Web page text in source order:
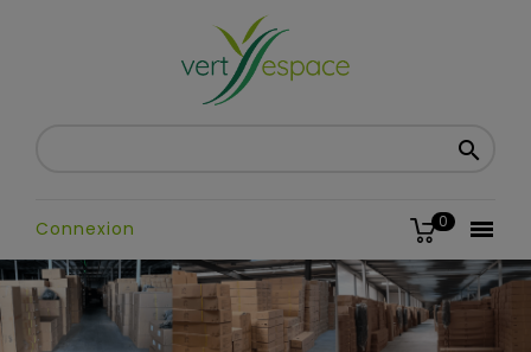


0
Connexion